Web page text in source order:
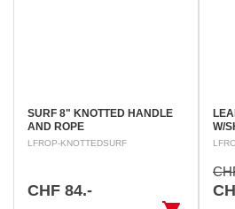
SURF 8" KNOTTED HANDLE
AND ROPE
LFROP-KNOTTEDSURF
CHF 84.-
W/